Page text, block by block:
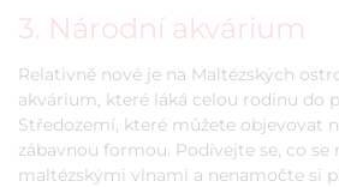
3. Národní akvárium
Relativně nové je na Maltézských
akvárium, které láká celou rodinu do
Středozemí, které můžete objevovat
zábavnou formou. Podívejte se, co se
maltézskými vlnami a nenamočte si